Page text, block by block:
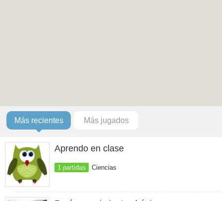
Más recientes Más jugados
Aprendo en clase
1 partidas Ciencias